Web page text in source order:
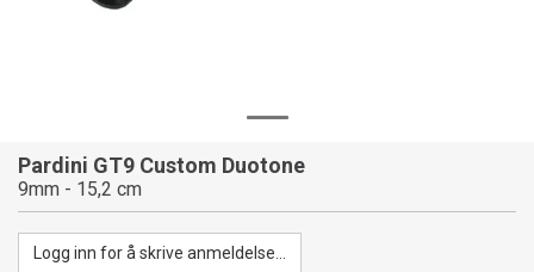
Pardini GT9 Custom Duotone
9mm - 15,2 cm
Logg inn for å skrive anmeldelse...